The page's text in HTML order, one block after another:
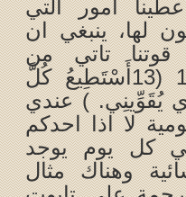
امور التي
لها، ينبغي ان
قوتنا تاتي من
المسيح، فيلبي 4: 13 (13أَسْتَطِيعُ كُلَّ
يُقَوِّينِي. ) عندي
لا اذا احدكم
كل يوم يوجد
وهناك مثال